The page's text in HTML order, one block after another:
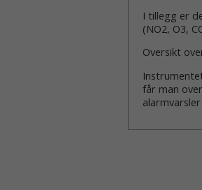
I tillegg er
(NO2, O3,
Oversikt
får man